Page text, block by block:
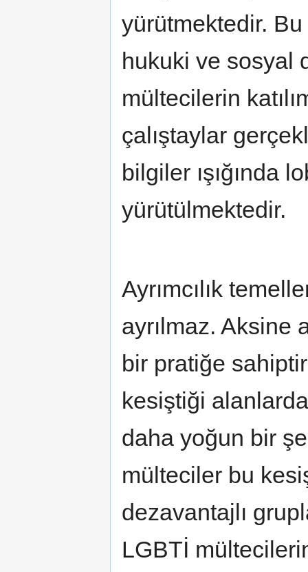
yürütmektedir.
hukuki ve sosyal
mültecilerin
çalıştaylar
bilgiler ışığında
yürütülmektedir.
Ayrımcılık
ayrılmaz. Aksine
bir pratiğe
kesiştiği
daha yoğun bir
mülteciler bu
dezavantajlı
LGBTİ